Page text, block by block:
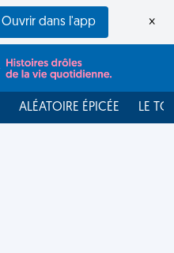
Ouvrir dans l'app ×
ALÉATOIRE ÉPICÉE LE